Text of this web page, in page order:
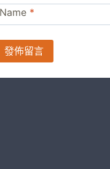
Name *